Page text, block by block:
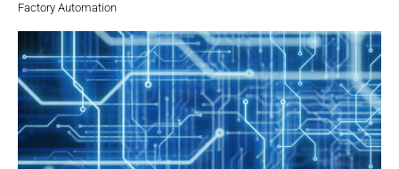
Factory Automation